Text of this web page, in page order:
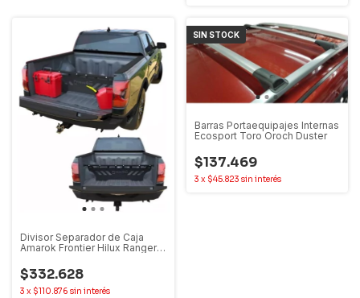
Divisor Separador de Caja
Amarok Frontier Hilux Ranger
$332.628
3 x $110.876 sin interés
SIN STOCK
Barras Portaequipajes Internas
Ecosport Toro Oroch Duster
$137.469
3 x $45.823 sin interés